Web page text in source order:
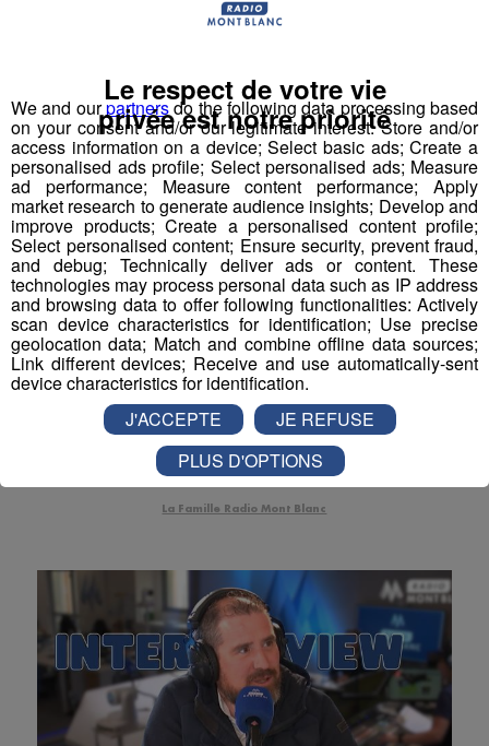
Interview Semaine Italienne | Elena
& Alberto Protopapa - La Dolce
Vita Sallanches
Découvrez la Dolce Vita à Sallanches avec Elena et
Alberto Protopapa.
La Famille Radio Mont Blanc
We and ourpartnersdo the following data processing based
on your consent and/or our legitimate interest: Store and/or
access information on a device; Select basic ads; Create a
personalised ads profile; Select personalised ads; Measure
ad performance; Measure content performance; Apply
market research to generate audience insights; Develop and
improve products; Create a personalised content profile;
Select personalised content; Ensure security, prevent fraud,
and debug; Technically deliver ads or content. These
technologies may process personal data such as IP address
and browsing data to offer following functionalities: Actively
scan device characteristics for identification; Use precise
geolocation data; Match and combine offline data sources;
Link different devices; Receive and use automatically-sent
device characteristics for identification.
Le respect de votre vie
privée est notre priorité
J'ACCEPTE
JE REFUSE
PLUS D'OPTIONS